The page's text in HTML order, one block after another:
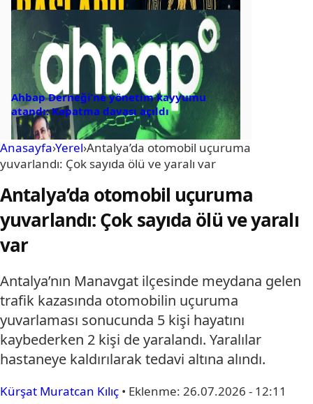
Ahbap Derneği’ne yönetim kayyumu
atandı: Kapatma davası açıldı
Anasayfa›Yerel›Antalya’da otomobil uçuruma
yuvarlandı: Çok sayıda ölü ve yaralı var
Antalya’da otomobil uçuruma
yuvarlandı: Çok sayıda ölü ve yaralı
var
Antalya’nın Manavgat ilçesinde meydana gelen
trafik kazasında otomobilin uçuruma
yuvarlaması sonucunda 5 kişi hayatını
kaybederken 2 kişi de yaralandı. Yaralılar
hastaneye kaldırılarak tedavi altına alındı.
Kürşat Muratcan Kılıç • Eklenme: 26.07.2026 - 12:11